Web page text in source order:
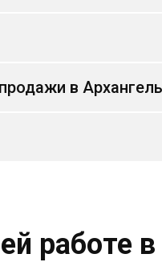
в
работе в